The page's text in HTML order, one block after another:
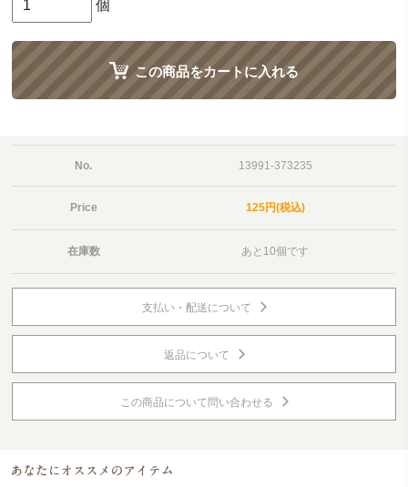
個
この商品をカートに入れる
No. 13991-373235
Price 125円(税込)
在庫数 あと10個です
支払い・配送について
返品について
この商品について問い合わせる